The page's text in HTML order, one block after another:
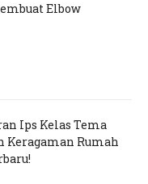
Elbow
Ips Kelas Tema
Keragaman Rumah